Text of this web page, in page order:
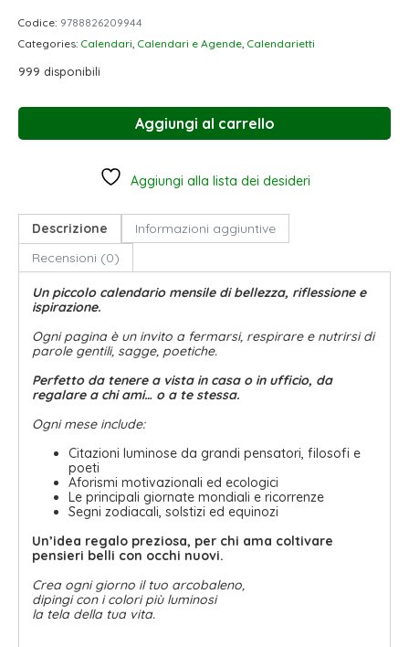
Codice: 9788826209944
Categories: Calendari, Calendari e Agende, Calendarietti
999 disponibili
Aggiungi al carrello
Aggiungi alla lista dei desideri
Descrizione
Informazioni aggiuntive
Recensioni (0)
Un piccolo calendario mensile di bellezza, riflessione e
ispirazione.
Ogni pagina è un invito a fermarsi, respirare e nutrirsi di
parole gentili, sagge, poetiche.
Perfetto da tenere a vista in casa o in ufficio, da
regalare a chi ami… o a te stessa.
Ogni mese include:
Citazioni luminose da grandi pensatori, filosofi e
poeti
Aforismi motivazionali ed ecologici
Le principali giornate mondiali e ricorrenze
Segni zodiacali, solstizi ed equinozi
Un’idea regalo preziosa, per chi ama coltivare
pensieri belli con occhi nuovi.
Crea ogni giorno il tuo arcobaleno,
dipingi con i colori più luminosi
la tela della tua vita.